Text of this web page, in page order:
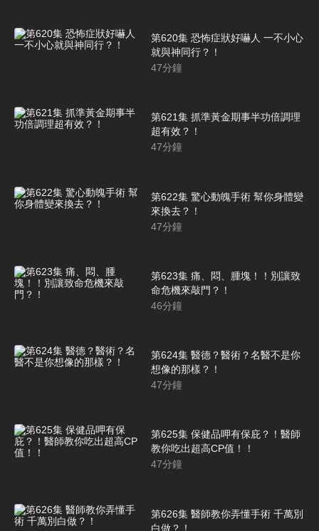
第620集 恐怖症狀好嚇人 一不小心
就與神同行？！
47分鐘
第621集 抓準黃金期事半功倍調理
超有效？！
47分鐘
第622集 驚心動魄手術 幫你身體變
來換去？！
47分鐘
第623集 痛、悶、腫塊！！別讓致
命危機來敲門？！
46分鐘
第624集 醫德？醫術？名醫不是你
想像的那樣？！
47分鐘
第625集 保健品呷有保庇？！醫師
教你吃出超高CP值！！
47分鐘
第626集 醫師教你弄懂手術 千萬別
白做？！